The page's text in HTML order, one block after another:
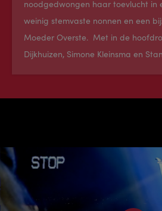
noodgedwongen haar toevlucht in
weinig stemvaste nonnen en een
Moeder Overste. Met in de
Dijkhuizen, Simone Kleinsma en